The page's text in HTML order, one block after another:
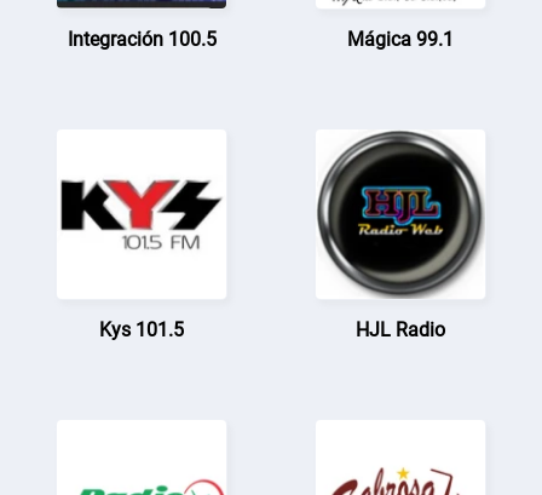
Integración 100.5 Mágica 99.1
Kys 101.5 HJL Radio